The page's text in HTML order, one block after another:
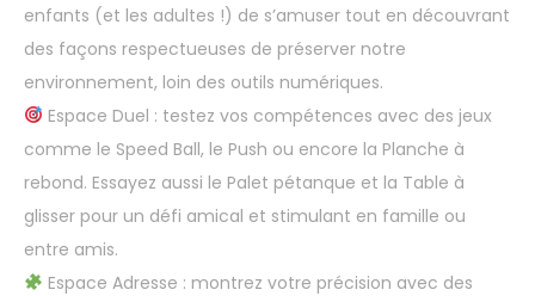
enfants (et les adultes !) de s’amuser tout en découvrant
des façons respectueuses de préserver notre
environnement, loin des outils numériques.
Espace Duel : testez vos compétences avec des jeux
comme le Speed Ball, le Push ou encore la Planche à
rebond. Essayez aussi le Palet pétanque et la Table à
glisser pour un défi amical et stimulant en famille ou
entre amis.
Espace Adresse : montrez votre précision avec des